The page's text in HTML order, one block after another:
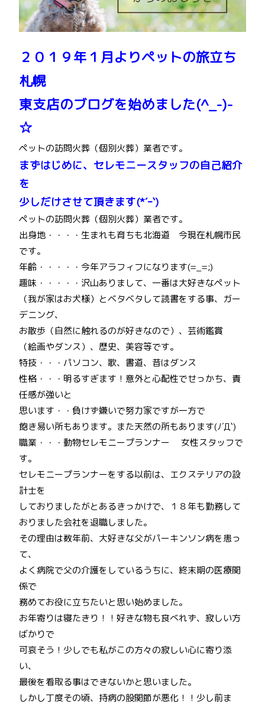
２０１９年１月よりペットの旅立ち
札幌
東支店のブログを始めました(^_-)-
☆
ペットの訪問火葬（個別火葬）業者です。
まずはじめに、セレモニースタッフの自己紹介
を
少しだけさせて頂きます(*´ｰ`)
ペットの訪問火葬（個別火葬）業者です。
出身地・・・・生まれも育ちも北海道 今現在札幌市民
です。
年齢・・・・・今年アラフィフになります(=_=;)
趣味・・・・・沢山ありまして、一番は大好きなペット
（我が家はお犬様）とベタベタして読書をする事、ガー
デニング、
お散歩（自然に触れるのが好きなので）、芸術鑑賞
（絵画やダンス）、歴史、美容等です。
特技・・・パソコン、歌、書道、昔はダンス
性格・・・明るすぎます！意外と心配性でせっかち、責
任感が強いと
思います・・負けず嫌いで努力家ですが一方で
飽き易い所もあります。また天然の所もあります(ﾉ´Д`)
職業・・・動物セレモニープランナー 女性スタッフで
す。
セレモニープランナーをする以前は、エクステリアの設
計士を
しておりましたがとあるきっかけで、１８年も勤務して
おりました会社を退職しました。
その理由は数年前、大好きな父がパーキンソン病を患っ
て、
よく病院で父の介護をしているうちに、終末期の医療関
係で
務めてお役に立ちたいと思い始めました。
お年寄りは寝たきり！！好きな物も食べれず、寂しい方
ばかりで
可哀そう！少しでも私がこの方々の寂しい心に寄り添
い、
最後を看取る事はできないかと思いました。
しかし丁度その頃、持病の股関節が悪化！！少し前ま